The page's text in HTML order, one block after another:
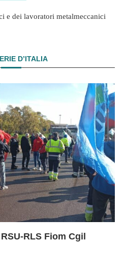
e dei lavoratori metalmeccanici
D’ITALIA
RLS Fiom Cgil